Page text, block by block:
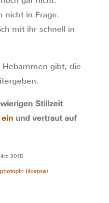
nicht in Frage.
mit ihr schnell in
Hebammen gibt, die
Stillzeit
und vertraut auf
2015
photopin (license)